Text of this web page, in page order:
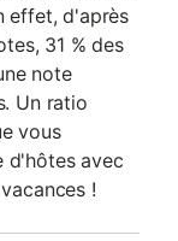
effet, d'après
31 % des
note
Un ratio
vous
d'hôtes avec
!